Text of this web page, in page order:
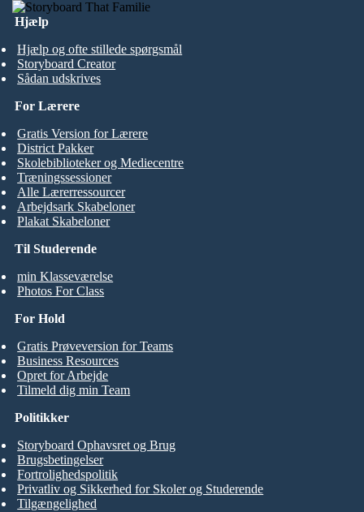
Hjælp
Hjælp og ofte stillede spørgsmål
Storyboard Creator
Sådan udskrives
Til Studerende
min Klasseværelse
Photos For Class
For Lærere
Gratis Version for Lærere
District Pakker
Skolebiblioteker og Mediecentre
Træningssessioner
Alle Lærerressourcer
Arbejdsark Skabeloner
Plakat Skabeloner
For Hold
Gratis Prøveversion for Teams
Business Resources
Opret for Arbejde
Tilmeld dig min Team
Politikker
Storyboard Ophavsret og Brug
Brugsbetingelser
Fortrolighedspolitik
Privatliv og Sikkerhed for Skoler og Studerende
Tilgængelighed